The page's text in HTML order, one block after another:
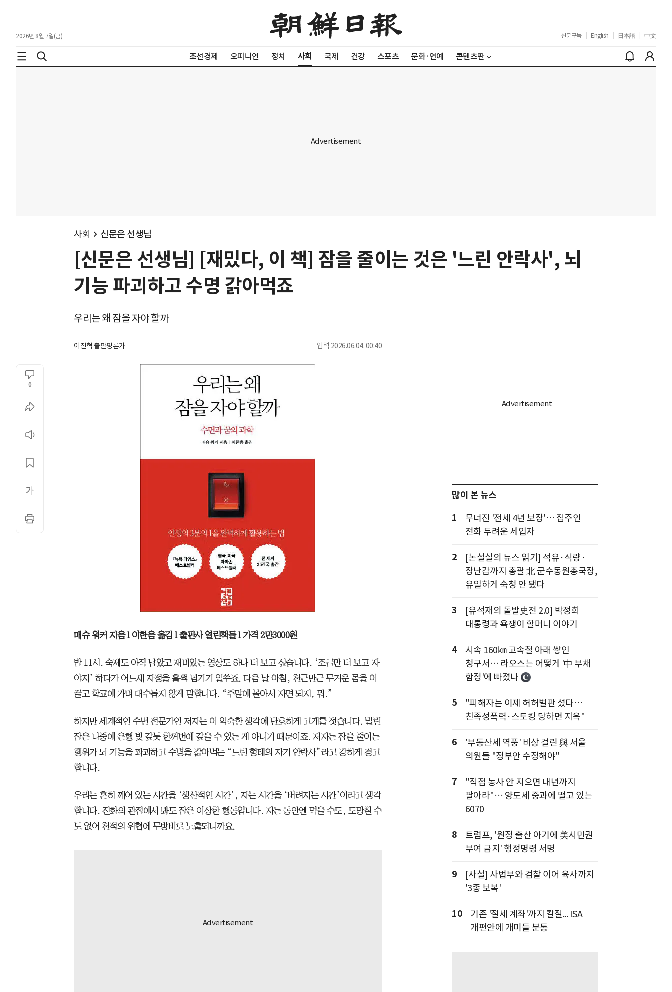
2026년 8월 7일(금) 신문구독 English 日本語 中文
조선경제 오피니언 정치 사회 국제 건강 스포츠 문화·연예 콘텐츠판
사회 신문은 선생님
[신문은 선생님] [재밌다, 이 책] 잠을 줄이는 것은 '느린 안락사', 뇌
기능 파괴하고 수명 갉아먹죠
우리는 왜 잠을 자야 할까
이진혁 출판평론가 입력 2026.06.04. 00:40
0
매슈 워커 지음 l 이한음 옮김 l 출판사 열린책들 l 가격 2만3000원
밤 11시. 숙제도 아직 남았고 재미있는 영상도 하나 더 보고 싶습니다. ‘조금만 더 보고 자
야지’ 하다가 어느새 자정을 훌쩍 넘기기 일쑤죠. 다음 날 아침, 천근만근 무거운 몸을 이
끌고 학교에 가며 대수롭지 않게 말합니다. “주말에 몰아서 자면 되지, 뭐.”
하지만 세계적인 수면 전문가인 저자는 이 익숙한 생각에 단호하게 고개를 젓습니다. 밀린
잠은 나중에 은행 빚 갚듯 한꺼번에 갚을 수 있는 게 아니기 때문이죠. 저자는 잠을 줄이는
행위가 뇌 기능을 파괴하고 수명을 갉아먹는 “느린 형태의 자기 안락사”라고 강하게 경고
합니다.
우리는 흔히 깨어 있는 시간을 ‘생산적인 시간’, 자는 시간을 ‘버려지는 시간’이라고 생각
합니다. 진화의 관점에서 봐도 잠은 이상한 행동입니다. 자는 동안엔 먹을 수도, 도망칠 수
도 없어 천적의 위협에 무방비로 노출되니까요.
많이 본 뉴스
1
무너진 '전세 4년 보장'… 집주인
전화 두려운 세입자
2
[논설실의 뉴스 읽기] 석유·식량·
장난감까지 총괄 北 군수동원총국장,
유일하게 숙청 안 됐다
3
[유석재의 돌발史전 2.0] 박정희
대통령과 욕쟁이 할머니 이야기
4
시속 160㎞ 고속철 아래 쌓인
청구서… 라오스는 어떻게 '中 부채
함정'에 빠졌나
5
"피해자는 이제 허허벌판 섰다…
친족성폭력·스토킹 당하면 지옥"
6
'부동산세 역풍' 비상 걸린 與 서울
의원들 "정부안 수정해야"
7
"직접 농사 안 지으면 내년까지
팔아라"… 양도세 중과에 떨고 있는
6070
8
트럼프, '원정 출산 아기에 美시민권
부여 금지' 행정명령 서명
9
[사설] 사법부와 검찰 이어 육사까지
'3종 보복'
10
기존 '절세 계좌'까지 칼질... ISA
개편안에 개미들 분통